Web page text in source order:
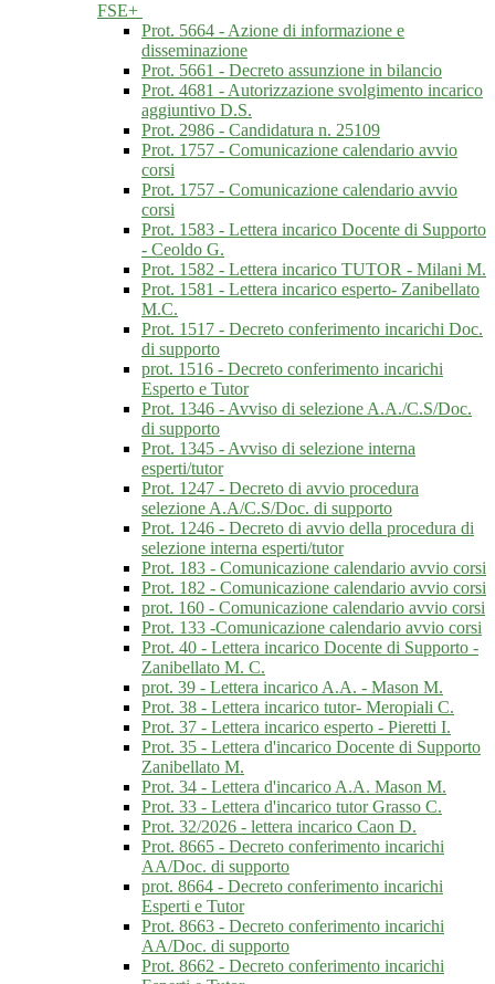
FSE+
Prot. 5664 - Azione di informazione e
disseminazione
Prot. 5661 - Decreto assunzione in bilancio
Prot. 4681 - Autorizzazione svolgimento incarico
aggiuntivo D.S.
Prot. 2986 - Candidatura n. 25109
Prot. 1757 - Comunicazione calendario avvio
corsi
Prot. 1757 - Comunicazione calendario avvio
corsi
Prot. 1583 - Lettera incarico Docente di Supporto
- Ceoldo G.
Prot. 1582 - Lettera incarico TUTOR - Milani M.
Prot. 1581 - Lettera incarico esperto- Zanibellato
M.C.
Prot. 1517 - Decreto conferimento incarichi Doc.
di supporto
prot. 1516 - Decreto conferimento incarichi
Esperto e Tutor
Prot. 1346 - Avviso di selezione A.A./C.S/Doc.
di supporto
Prot. 1345 - Avviso di selezione interna
esperti/tutor
Prot. 1247 - Decreto di avvio procedura
selezione A.A/C.S/Doc. di supporto
Prot. 1246 - Decreto di avvio della procedura di
selezione interna esperti/tutor
Prot. 183 - Comunicazione calendario avvio corsi
Prot. 182 - Comunicazione calendario avvio corsi
prot. 160 - Comunicazione calendario avvio corsi
Prot. 133 -Comunicazione calendario avvio corsi
Prot. 40 - Lettera incarico Docente di Supporto -
Zanibellato M. C.
prot. 39 - Lettera incarico A.A. - Mason M.
Prot. 38 - Lettera incarico tutor- Meropiali C.
Prot. 37 - Lettera incarico esperto - Pieretti I.
Prot. 35 - Lettera d'incarico Docente di Supporto
Zanibellato M.
Prot. 34 - Lettera d'incarico A.A. Mason M.
Prot. 33 - Lettera d'incarico tutor Grasso C.
Prot. 32/2026 - lettera incarico Caon D.
Prot. 8665 - Decreto conferimento incarichi
AA/Doc. di supporto
prot. 8664 - Decreto conferimento incarichi
Esperti e Tutor
Prot. 8663 - Decreto conferimento incarichi
AA/Doc. di supporto
Prot. 8662 - Decreto conferimento incarichi